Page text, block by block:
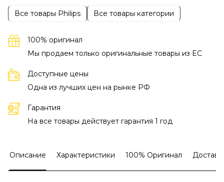
Все товары Philips Все товары категории
100% оригинал
Мы продаем только оригинальные товары из EC
Доступные цены
Одна из лучших цен на рынке РФ
Гарантия
На все товары действует гарантия 1 год
Описание Характеристики 100% Оригинал